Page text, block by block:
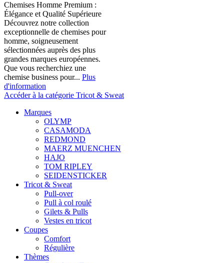
Chemises Homme Premium :
Élégance et Qualité Supérieure
Découvrez notre collection
exceptionnelle de chemises pour
homme, soigneusement
sélectionnées auprès des plus
grandes marques européennes.
Que vous recherchiez une
chemise business pour... Plus
d'information
Accéder à la catégorie Tricot & Sweat
Marques
OLYMP
CASAMODA
REDMOND
MAERZ MUENCHEN
HAJO
TOM RIPLEY
SEIDENSTICKER
Tricot & Sweat
Pull-over
Pull à col roulé
Gilets & Pulls
Vestes en tricot
Coupes
Comfort
Régulière
Thèmes